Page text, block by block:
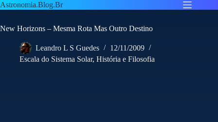
Pular
para
conteúdo
Astronomia.Blog.Br
New Horizons – Mesma Rota Mas Outro Destino
Leandro L S Guedes
12/11/2009
Escala do Sistema Solar, História e Filosofia